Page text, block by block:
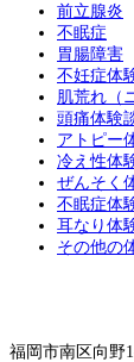
前立腺炎
不眠症
胃腸障害
不妊症体
肌荒れ（
頭痛体験
アトピー
冷え性体
ぜんそく
不眠症体
耳なり体
その他の
福岡市南区向野